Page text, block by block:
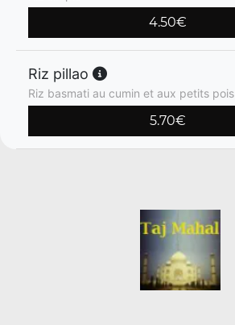
4.50€
Riz pillao
Riz basmati au cumin et aux petits pois
5.70€